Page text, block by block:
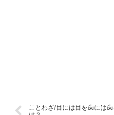
ことわざ/目には目を歯には